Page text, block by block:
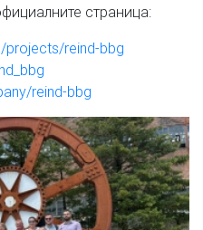
страница:
projects/reind-bbg
reind-bbg